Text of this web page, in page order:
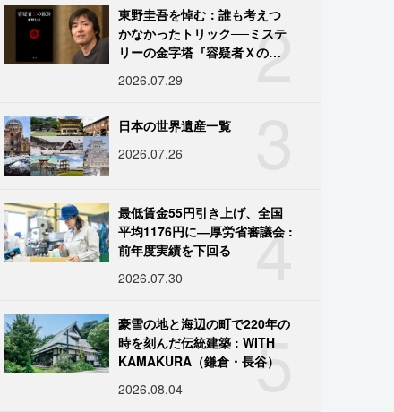
2
東野圭吾を悼む：誰も考えつ
かなかったトリック──ミステ
リーの金字塔『容疑者Ｘの献
2026.07.29
日本の世界遺産一覧
2026.07.26
4
最低賃金55円引き上げ、全国
平均1176円に―厚労省審議会 :
前年度実績を下回る
2026.07.30
5
豪雪の地と海辺の町で220年の
時を刻んだ伝統建築 : WITH
KAMAKURA（鎌倉・長谷）
2026.08.04